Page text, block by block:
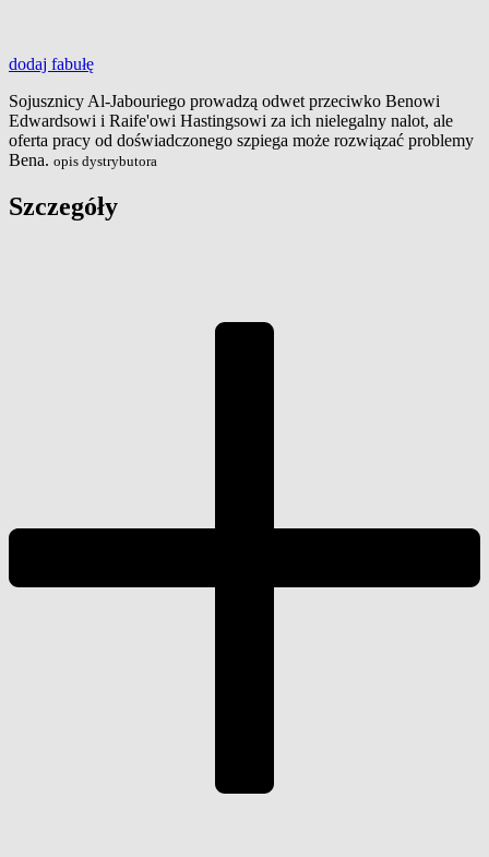
dodaj fabułę
Sojusznicy Al-Jabouriego prowadzą odwet przeciwko Benowi
Edwardsowi i Raife'owi Hastingsowi za ich nielegalny nalot, ale
oferta pracy od doświadczonego szpiega może rozwiązać problemy
Bena. opis dystrybutora
Szczegóły